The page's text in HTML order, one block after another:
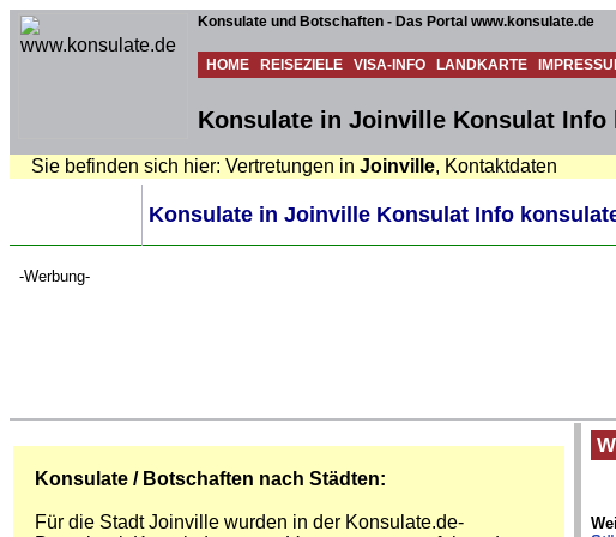
Konsulate und Botschaften - Das Portal www.konsulate.de
HOME REISEZIELE VISA-INFO LANDKARTE
Konsulate in Joinville Konsulat Info
Sie befinden sich hier: Vertretungen in Joinville, Kontaktdaten
Konsulate in Joinville Konsulat Info
-Werbung-
Konsulate / Botschaften nach Städten:
Für die Stadt Joinville wurden in der Konsulate.de-